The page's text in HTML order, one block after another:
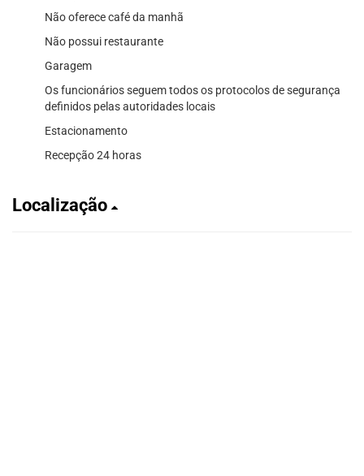
Não oferece café da manhã
Não possui restaurante
Garagem
Os funcionários seguem todos os protocolos de segurança
definidos pelas autoridades locais
Estacionamento
Recepção 24 horas
Localização